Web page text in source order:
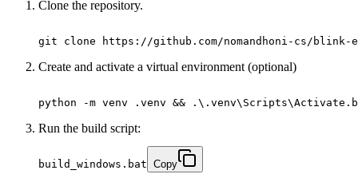
Clone the repository.
git clone https://github.com/nomandhoni-cs/blink-
Create and activate a virtual environment (optional)
python -m venv .venv &&
Run the build script:
build_windows.bat Copy